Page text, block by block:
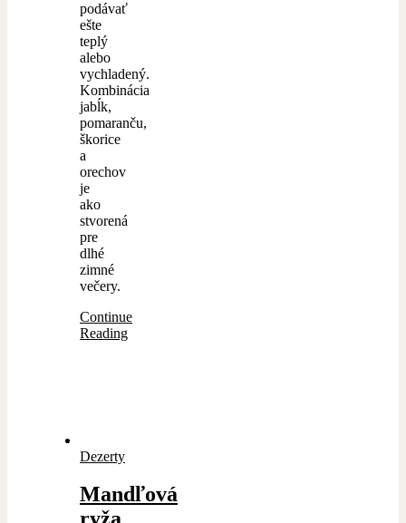
podávať
ešte
teplý
alebo
vychladený.
Kombinácia
jabĺk,
pomaranču,
škorice
a
orechov
je
ako
stvorená
pre
dlhé
zimné
večery.
Continue
Reading
Dezerty
Mandľová